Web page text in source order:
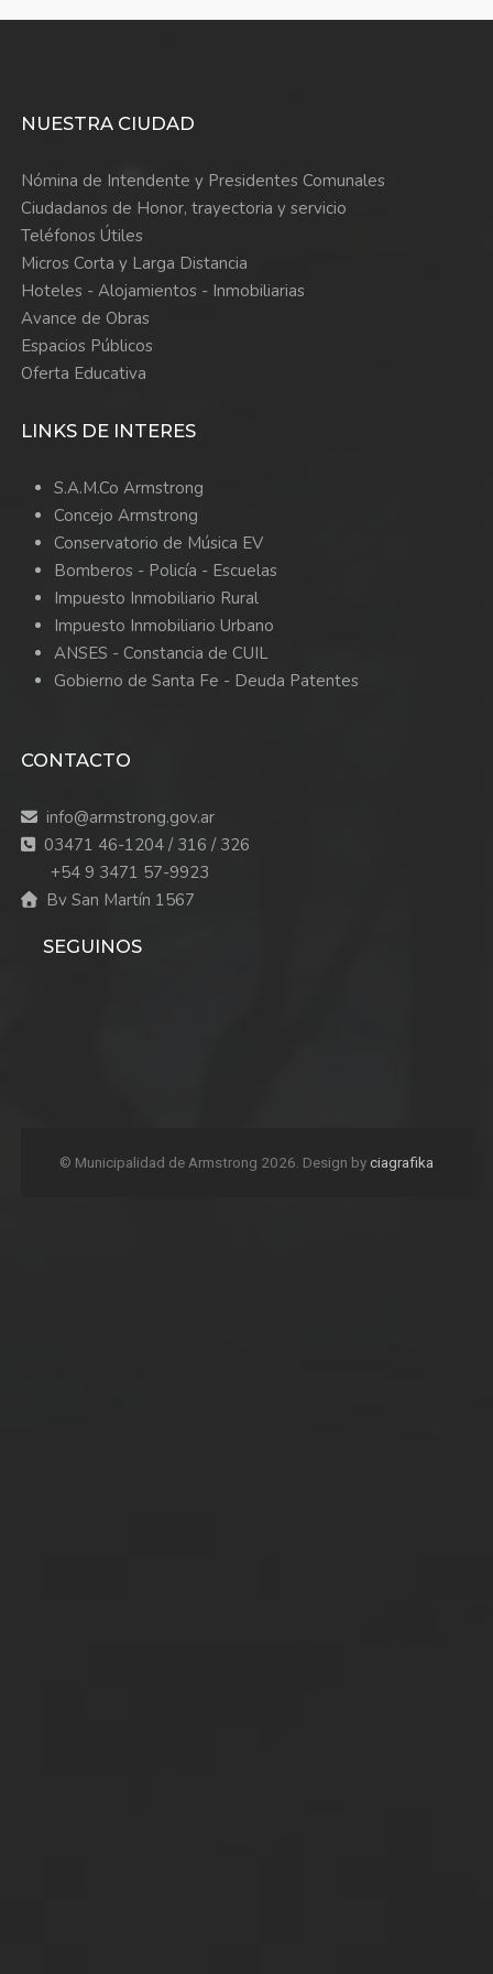
NUESTRA CIUDAD
Nómina de Intendente y Presidentes Comunales
Ciudadanos de Honor, trayectoria y servicio
Teléfonos Útiles
Micros Corta y Larga Distancia
Hoteles - Alojamientos - Inmobiliarias
Avance de Obras
Espacios Públicos
Oferta Educativa
LINKS DE INTERES
S.A.M.Co Armstrong
Concejo Armstrong
Conservatorio de Música EV
Bomberos - Policía - Escuelas
Impuesto Inmobiliario Rural
Impuesto Inmobiliario Urbano
ANSES - Constancia de CUIL
Gobierno de Santa Fe - Deuda Patentes
CONTACTO
info@armstrong.gov.ar
03471 46-1204 / 316 / 326
+54 9 3471 57-9923
Bv San Martín 1567
SEGUINOS
© Municipalidad de Armstrong 2026. Design byciagrafika